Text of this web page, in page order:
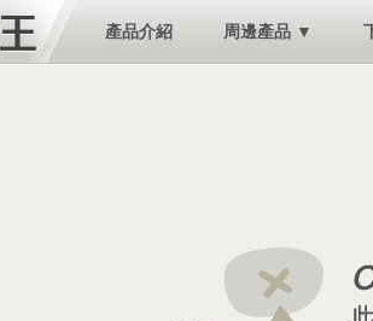
產品介紹 周邊產品 ▼